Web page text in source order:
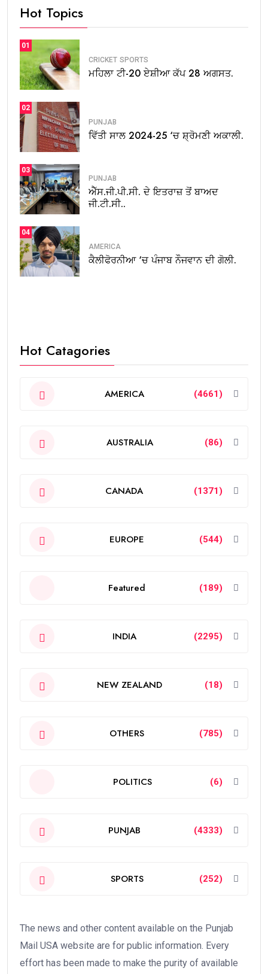
Hot Topics
01
CRICKET SPORTS
ਮਹਿਲਾ ਟੀ-20 ਏਸ਼ੀਆ ਕੱਪ 28 ਅਗਸਤ.
02
PUNJAB
ਵਿੱਤੀ ਸਾਲ 2024-25 ‘ਚ ਸ਼੍ਰੋਮਣੀ ਅਕਾਲੀ.
03
PUNJAB
ਐੱਸ.ਜੀ.ਪੀ.ਸੀ. ਦੇ ਇਤਰਾਜ਼ ਤੋਂ ਬਾਅਦ
ਜੀ.ਟੀ.ਸੀ..
04
AMERICA
ਕੈਲੀਫੋਰਨੀਆ ‘ਚ ਪੰਜਾਬ ਨੌਜਵਾਨ ਦੀ ਗੋਲੀ.
Hot Catagories
AMERICA (4661)
AUSTRALIA (86)
CANADA (1371)
EUROPE (544)
Featured (189)
INDIA (2295)
NEW ZEALAND (18)
OTHERS (785)
POLITICS (6)
PUNJAB (4333)
SPORTS (252)
The news and other content available on the Punjab
Mail USA website are for public information. Every
effort has been made to make the purity of available